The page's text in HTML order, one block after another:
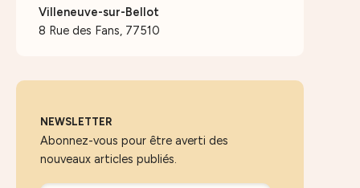
Villeneuve-sur-Bellot
8 Rue des Fans, 77510
NEWSLETTER
Abonnez-vous pour être averti des
nouveaux articles publiés.